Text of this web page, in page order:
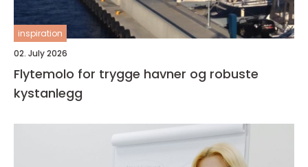
inspiration
02. July 2026
Flytemolo for trygge havner og robuste
kystanlegg